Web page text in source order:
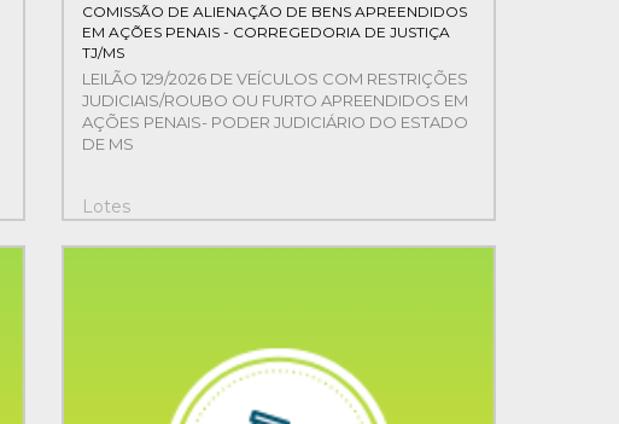
COMISSÃO DE ALIENAÇÃO DE BENS APREENDIDOS
EM AÇÕES PENAIS - CORREGEDORIA DE JUSTIÇA
TJ/MS
LEILÃO 129/2026 DE VEÍCULOS COM RESTRIÇÕES
JUDICIAIS/ROUBO OU FURTO APREENDIDOS EM
AÇÕES PENAIS- PODER JUDICIÁRIO DO ESTADO
DE MS
8
Lotes